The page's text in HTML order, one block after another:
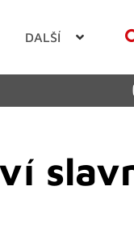
DALŠÍ